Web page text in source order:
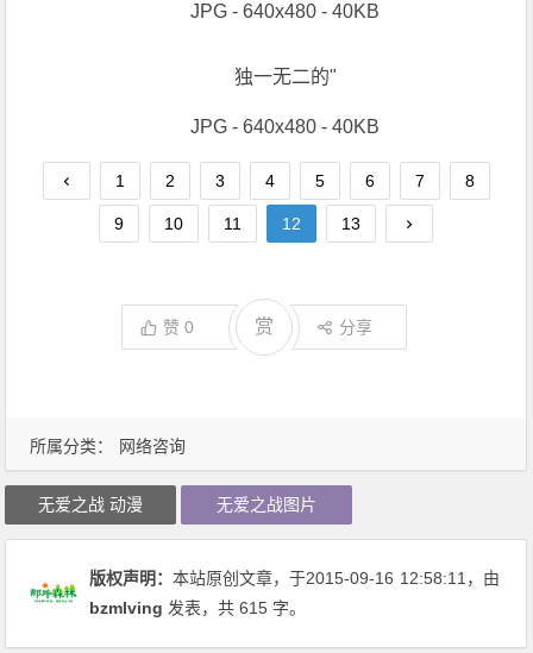
所属分类： 网络咨询
JPG - 640x480 - 40KB
独一无二的"
JPG - 640x480 - 40KB
1 2 3 4 5 6 7 8
9 10 11 12 13
赞0 赏 分享
无爱之战 动漫 无爱之战图片
版权声明：本站原创文章，于2015-09-16 12:58:11 ，由
bzmlving 发表，共 615 字。